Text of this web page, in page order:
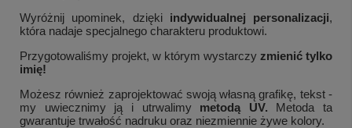
Wyróżnij upominek, dzięki
indywidualnej personalizacji,
która nadaje specjalnego charakteru produktowi.
Przygotowaliśmy projekt, w którym wystarczy zmienić tylko
imię!
Możesz również zaprojektować swoją własną grafikę, tekst -
my uwiecznimy ją i utrwalimy
metodą UV.
Metoda ta
gwarantuje trwałość nadruku oraz niezmiennie żywe kolory.